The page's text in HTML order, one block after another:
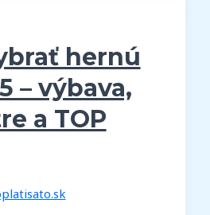
hernú
– výbava,
a TOP